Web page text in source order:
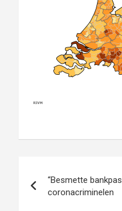
navigatie
“Besmette
coronacriminelen